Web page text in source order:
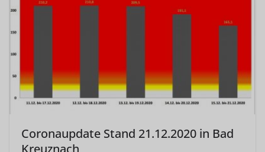
Coronaupdate Stand 21.12.2020 in Bad
Kreuznach